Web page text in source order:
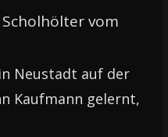
vom
Neustadt auf der
Kaufmann gelernt,